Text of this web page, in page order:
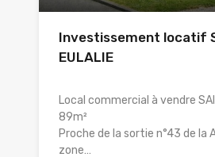
Investissement locatif
EULALIE
Local commercial à vendre
89m²
Proche de la sortie n°43 de la
zone…